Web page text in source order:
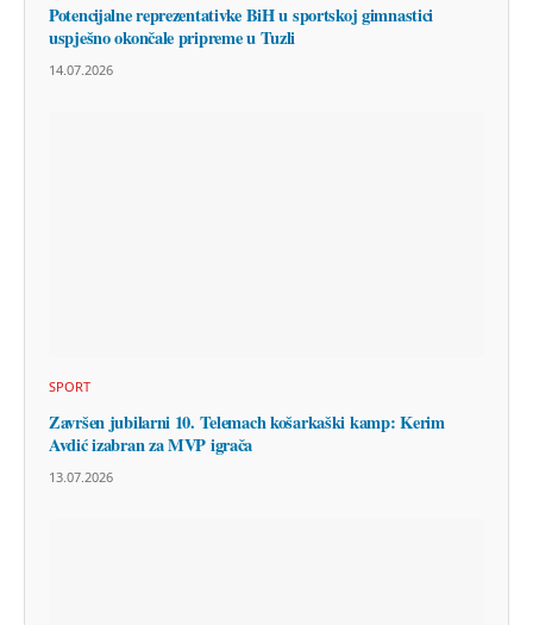
Potencijalne reprezentativke BiH u sportskoj gimnastici
uspješno okončale pripreme u Tuzli
14.07.2026
SPORT
Završen jubilarni 10. Telemach košarkaški kamp: Kerim
Avdić izabran za MVP igrača
13.07.2026